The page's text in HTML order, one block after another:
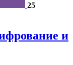
25
и